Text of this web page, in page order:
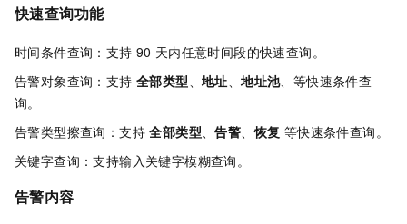
快速查询功能
时间条件查询：支持 90 天内任意时间段的快速查询。
告警对象查询：支持 全部类型 、地址 、地址池、等快速条件查
询。
告警类型擦查询：支持全部类型 、告警 、恢复 等快速条件查询。
关键字查询：支持输入关键字模糊查询。
告警内容